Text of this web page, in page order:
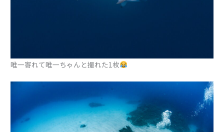
唯一寄れて唯一ちゃんと撮れた1枚